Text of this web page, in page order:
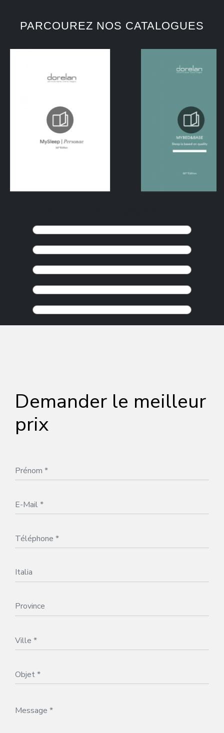
PARCOUREZ NOS CATALOGUES
Demander le meilleur
prix